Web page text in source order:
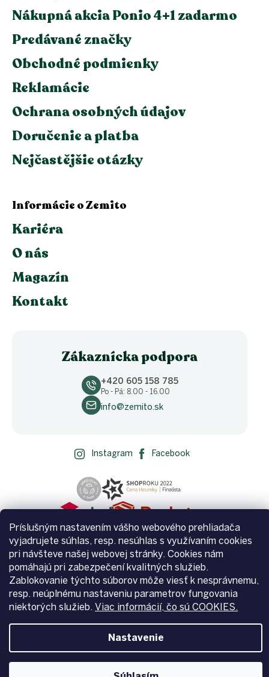
Príslušným nastavením vášho webového prehliadača
vyjadrujete súhlas, resp. nesúhlas s využívaním cookies
pri návšteve našej webovej stránky. Cookies nám
pomáhajú pri zabezpečení kvalitných služieb.
Zablokovanie týchto súborov môže viesť k nesprávnemu,
resp. neúplnému nastaveniu parametrov fungovania
niektorých služieb. Viac informácií, čo sú COOKIES.
Nastavenie
Nákupná akcia Ponio 4+1 zadarmo
Predávané značky
Obchodné podmienky
Reklamácie
Ochrana osobných údajov
Doručenie a platba
Nejčastějšie otázky
Informácie o Zemito
Kariéra
O nás
Magazín
Kontakt
Zákaznícka podpora
+420 605 158 785
Po - Pá: 8.00 - 16.00
info@zemito.sk
Instagram Facebook
Vytvoril Shoptet
Copyright 2026Zemito.sk. Všetky práva vyhradené.Upraviť
nastavenie cookies